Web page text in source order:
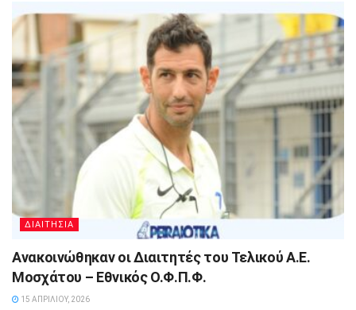
ΔΙΑΙΤΗΣΙΑ
Ανακοινώθηκαν οι Διαιτητές του Τελικού Α.Ε.
Μοσχάτου – Εθνικός Ο.Φ.Π.Φ.
15 ΑΠΡΙΛΊΟΥ, 2026